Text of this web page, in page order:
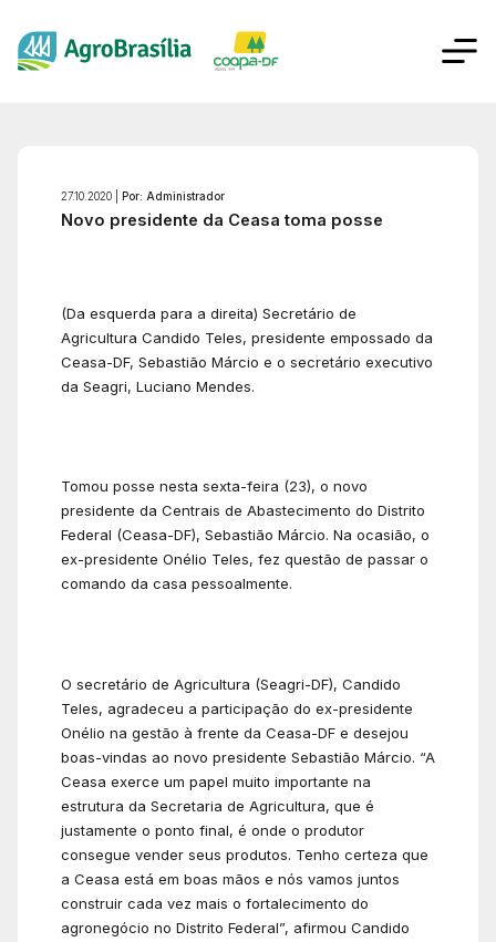
27.10.2020 | Por: Administrador
Novo presidente da Ceasa toma posse
(Da esquerda para a direita) Secretário de
Agricultura Candido Teles, presidente empossado da
Ceasa-DF, Sebastião Márcio e o secretário executivo
da Seagri, Luciano Mendes.
Tomou posse nesta sexta-feira (23), o novo
presidente da Centrais de Abastecimento do Distrito
Federal (Ceasa-DF), Sebastião Márcio. Na ocasião, o
ex-presidente Onélio Teles, fez questão de passar o
comando da casa pessoalmente.
O secretário de Agricultura (Seagri-DF), Candido
Teles, agradeceu a participação do ex-presidente
Onélio na gestão à frente da Ceasa-DF e desejou
boas-vindas ao novo presidente Sebastião Márcio. “A
Ceasa exerce um papel muito importante na
estrutura da Secretaria de Agricultura, que é
justamente o ponto final, é onde o produtor
consegue vender seus produtos. Tenho certeza que
a Ceasa está em boas mãos e nós vamos juntos
construir cada vez mais o fortalecimento do
agronegócio no Distrito Federal”, afirmou Candido